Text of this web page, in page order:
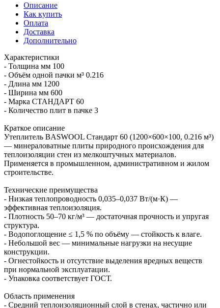
Описание
Как купить
Оплата
Доставка
Дополнительно
Характеристики
- Толщина мм 100
- Объём одной пачки м³ 0.216
- Длина мм 1200
- Ширина мм 600
- Марка СТАНДАРТ 60
- Количество плит в пачке 3
Краткое описание
Утеплитель BASWOOL Стандарт 60 (1200×600×100, 0.216 м³)
— минераловатные плиты природного происхождения для
теплоизоляции стен из мелкоштучных материалов.
Применяется в промышленном, административном и жилом
строительстве.
Технические преимущества
- Низкая теплопроводность 0,035–0,037 Вт/(м·К) —
эффективная теплоизоляция.
- Плотность 50–70 кг/м³ — достаточная прочность и упругая
структура.
- Водопоглощение ≤ 1,5 % по объёму — стойкость к влаге.
- Небольшой вес — минимальные нагрузки на несущие
конструкции.
- Огнестойкость и отсутствие выделения вредных веществ
при нормальной эксплуатации.
- Упаковка соответствует ГОСТ.
Область применения
- Средний теплоизоляционный слой в стенах, частично или